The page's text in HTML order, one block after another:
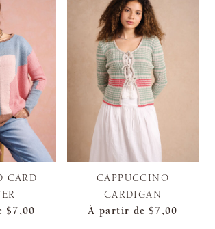
CARD
$7,00
CAPPUCCINO
CARDIGAN
À partir de $7,00